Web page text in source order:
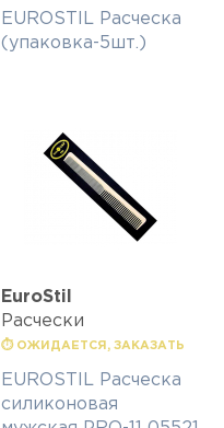
EUROSTIL Расческа
(упаковка-5шт.)
EuroStil
Расчески
⏱ ОЖИДАЕТСЯ, ЗАКАЗАТЬ
EUROSTIL Расческа
силиконовая